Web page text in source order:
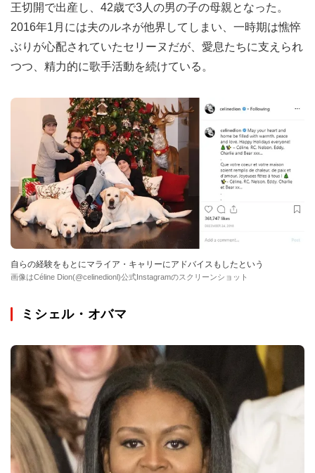
王切開で出産し、42歳で3人の男の子の母親となった。
2016年1月には夫のルネが他界してしまい、一時期は憔悴
ぶりが心配されていたセリーヌだが、愛息たちに支えられ
つつ、精力的に歌手活動を続けている。
自らの経験をもとにマライア・キャリーにアドバイスもしたという
画像はCéline Dion(@celinedionl)公式Instagramのスクリーンショット
ミシェル・オバマ